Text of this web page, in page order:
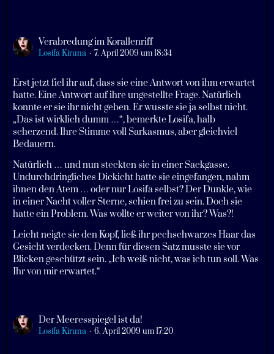
Verabredung im Korallenriff
Losifa Kiruna 7. April 2009 um 18:34
Erst jetzt fiel ihr auf, dass sie eine Antwort von ihm erwartet
hatte. Eine Antwort auf ihre ungestellte Frage. Natürlich
konnte er sie ihr nicht geben. Er wusste sie ja selbst nicht.
„Das ist wirklich dumm …“, bemerkte Losifa, halb
scherzend. Ihre Stimme voll Sarkasmus, aber gleichviel
Bedauern.
Natürlich … und nun steckten sie in einer Sackgasse.
Undurchdringliches Dickicht hatte sie eingefangen, nahm
ihnen den Atem … oder nur Losifa selbst? Der Dunkle, wie
in einer Nacht voller Sterne, schien frei zu sein. Doch sie
hatte ein Problem. Was wollte er weiter von ihr? Was?!
Leicht neigte sie den Kopf, ließ ihr pechschwarzes Haar das
Gesicht verdecken. Denn für diesen Satz musste sie vor
Blicken geschützt sein. „Ich weiß nicht, was ich tun soll. Was
Ihr von mir erwartet.“
Der Meeresspiegel ist da!
Losifa Kiruna 6. April 2009 um 17:20